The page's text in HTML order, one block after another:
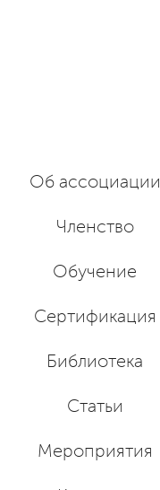
Об ассоциации
Членство
Обучение
Сертификация
Библиотека
Статьи
Мероприятия